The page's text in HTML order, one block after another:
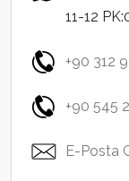
11-12
+90 312
+90 545
E-Posta